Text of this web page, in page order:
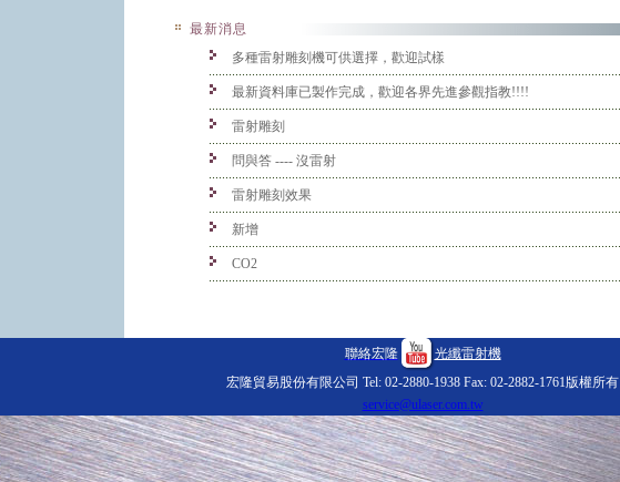
最新消息
多種雷射雕刻機可供選擇，歡迎試樣
最新資料庫已製作完成，歡迎各界先進參觀指教!!!!
雷射雕刻
問與答 ---- 沒雷射
雷射雕刻效果
新增
CO2
聯絡宏隆
光纖雷射機
宏隆貿易股份有限公司 Tel: 02-2880-1938 Fax: 02-2882-1761版權所有
service@ulaser.com.tw